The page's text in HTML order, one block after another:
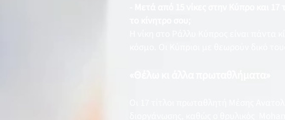
Η νίκη στο Ράλλυ Κύπρος είναι
κόσμο. Οι Κύπριοι με θεωρούν δικό
Οι 17 τίτλοι πρωταθλητή Μέσης